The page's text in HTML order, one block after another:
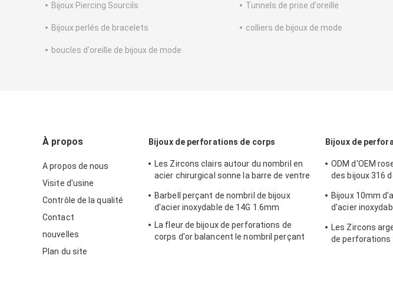
Bijoux Piercing Sourcils Tunnels de prise d'oreille
Bijoux perlés de bracelets colliers de bijoux de mode
boucles d'oreille de bijoux de mode
À propos
A propos de nous
Visite d'usine
Contrôle de la qualité
Contact
nouvelles
Plan du site
Bijoux de perforations de corps
Les Zircons clairs autour du nombril en
acier chirurgical sonne la barre de ventre
Barbell perçant de nombril de bijoux
d'acier inoxydable de 14G 1.6mm
La fleur de bijoux de perforations de
corps d'or balancent le nombril perçant
Bijoux de
ODM d'OEM
des bijoux 316
Bijoux 10mm
d'acier
Les Zircons
de perforations